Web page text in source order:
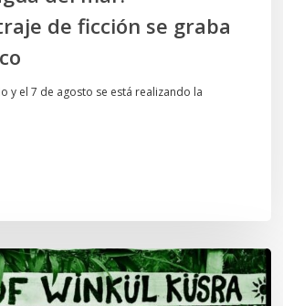
de ficción se graba
y el 7 de agosto se está realizando la